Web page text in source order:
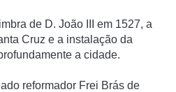
de D. João III em 1527, a
Cruz e a instalação da
a cidade.
reformador Frei Brás de